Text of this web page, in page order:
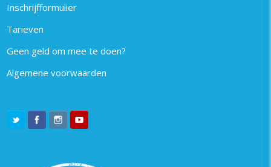
Inschrijfformulier
Tarieven
Geen geld om mee te doen?
Algemene voorwaarden